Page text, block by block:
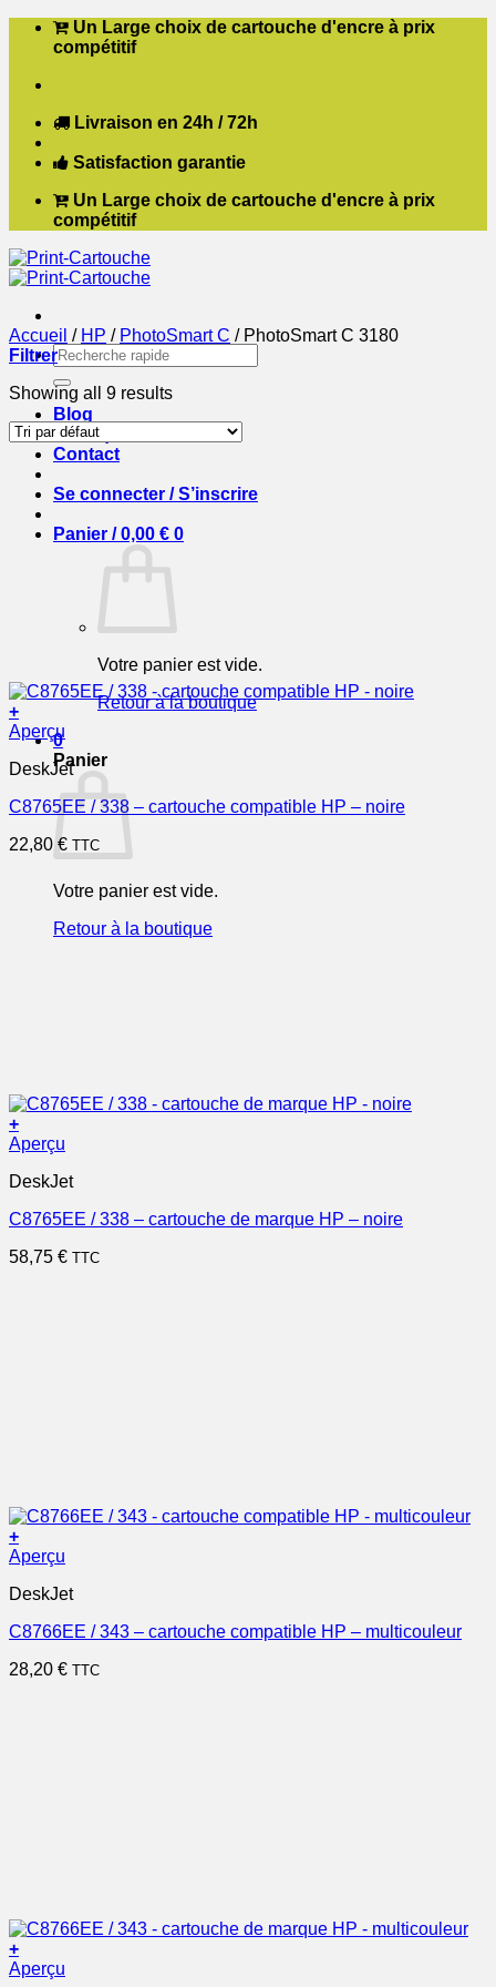
Passer Un Large choix de cartouche d'encre à prix
compétitif
Livraison en 24h / 72h
Satisfaction garantie
Un Large choix de cartouche d'encre à prix
compétitif
Recherche
pour :
Blog
Boutique
Contact
Se connecter / S’inscrire
Panier /0,00 € 0
Votre panier est vide.
Retour à la boutique
0
Panier
Votre panier est vide.
Retour à la boutique
Accueil / HP / PhotoSmart C /PhotoSmart C 3180
Filtrer
Showing all 9 results
+
Aperçu
DeskJet
C8765EE / 338 – cartouche compatible HP – noire
22,80 € TTC
+
Aperçu
DeskJet
C8765EE / 338 – cartouche de marque HP – noire
58,75 € TTC
+
Aperçu
DeskJet
C8766EE / 343 – cartouche compatible HP – multicouleur
28,20 € TTC
+
Aperçu